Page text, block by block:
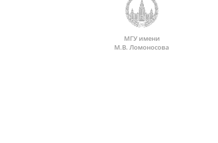
МГУ имени
М.В. Ломоносова